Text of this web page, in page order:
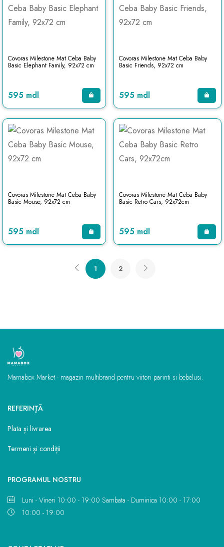
Covoras Milestone Mat Ceba Baby
Basic Elephant Family, 92x72 cm
595 mdl
Covoras Milestone Mat Ceba Baby
Basic Friends, 92x72 cm
595 mdl
Covoras Milestone Mat Ceba Baby
Basic Mouse, 92x72 cm
595 mdl
Covoras Milestone Mat Ceba Baby
Basic Retro Cars, 92x72cm
595 mdl
1 2
Mamabox Market - magazin multibrand pentru viitori parinti si bebelusi.
REFERINŢĂ
Plata și livrarea
Termeni și condiții
PROGRAMUL NOSTRU
Luni - Vineri 10:00 - 19:00 Sambata - Duminica 10:00 - 17:00
10:00 - 19:00